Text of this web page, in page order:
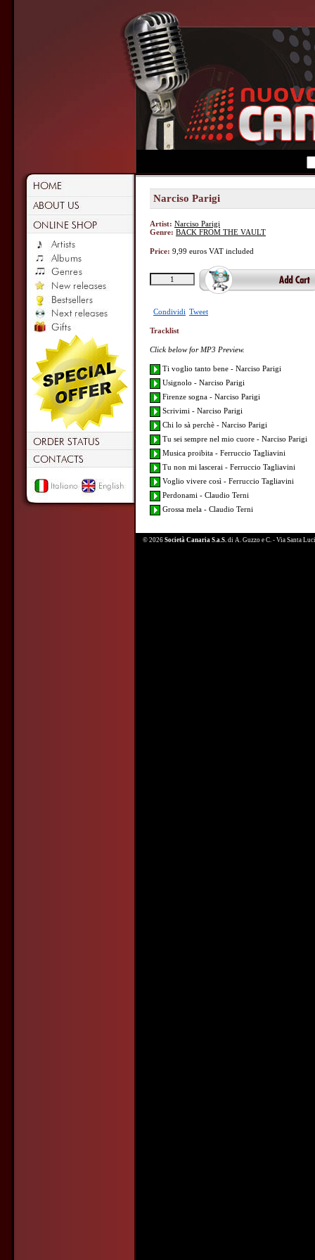
Narciso Parigi
Artist: Narciso Parigi
Genre: BACK FROM THE VAULT
Price: 9,99 euros VAT included
Condividi Tweet
Tracklist
Click below for MP3 Preview.
Ti voglio tanto bene - Narciso Parigi
Usignolo - Narciso Parigi
Firenze sogna - Narciso Parigi
Scrivimi - Narciso Parigi
Chi lo sà perchè - Narciso Parigi
Tu sei sempre nel mio cuore - Narciso Parigi
Musica proibita - Ferruccio Tagliavini
Tu non mi lascerai - Ferruccio Tagliavini
Voglio vivere così - Ferruccio Tagliavini
Perdonami - Claudio Terni
Grossa mela - Claudio Terni
© 2026 Società Canaria S.a.S. di A. Guzzo e C. - Via Santa